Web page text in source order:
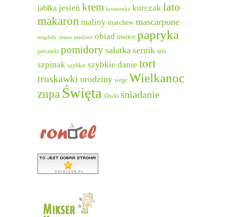
jabłka jesień krem kruszonka kurczak lato
makaron maliny marchew mascarpone
migdały mięso mielone obiad owoce papryka
pieczarki pomidory sałatka sernik sos
szpinak szybkie szybkie danie tort
truskawki urodziny wege Wielkanoc
zupa Święta śliwki śniadanie